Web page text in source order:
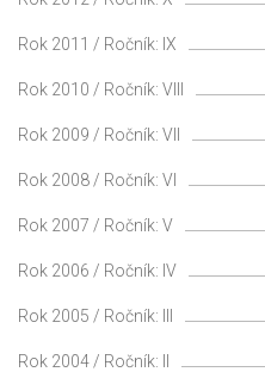
Rok 2011 / Ročník: IX
Rok 2010 / Ročník: VIII
Rok 2009 / Ročník: VII
Rok 2008 / Ročník: VI
Rok 2007 / Ročník: V
Rok 2006 / Ročník: IV
Rok 2005 / Ročník: III
Rok 2004 / Ročník: II